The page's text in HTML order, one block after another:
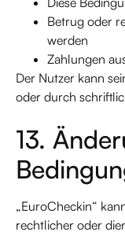
Betrug oder
werden
Zahlungen
Der Nutzer kann
oder durch
13.
„EuroCheckin“
rechtlicher oder